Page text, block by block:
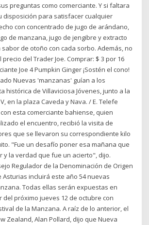
preguntas como comerciante. Y si faltara
disposición para satisfacer cualquier
con concentrado de jugo de arándano,
de manzana, jugo de jengibre y extracto
de otoño con cada sorbo. Además, no
del Trader Joe. Comprar: $ 3 por 16
Joe 4 Pumpkin Ginger ¡Sostén el cono!
Nuevas 'manzanas' guían a los
histórica de Villaviciosa Jóvenes, junto a la
en la plaza Caveda y Nava. / E. Telefe
esta comerciante bahiense, quien
el encuentro, recibió la visita de
que se llevaron su correspondiente kilo
"Fue un desafío poner esa mañana que
y la verdad que fue un acierto", dijo.
Regulador de la Denominación de Origen
Asturias incluirá este año 54 nuevas
Todas ellas serán expuestas en
del próximo jueves 12 de octubre con
de la Manzana. A raíz de lo anterior, el
Zealand, Alan Pollard, dijo que Nueva